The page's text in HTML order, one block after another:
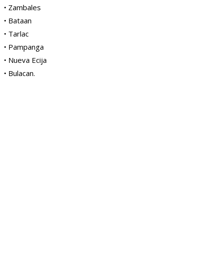
• Zambales
• Bataan
• Tarlac
• Pampanga
• Nueva Ecija
• Bulacan.